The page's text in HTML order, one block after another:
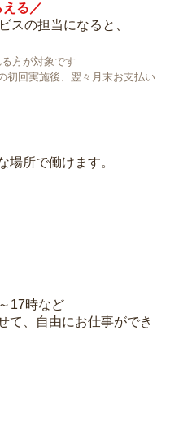
る／
スの担当になると、
方が対象です
初回実施後、翌々月末お支払い
場所で働けます。
17時など
て、自由にお仕事ができ